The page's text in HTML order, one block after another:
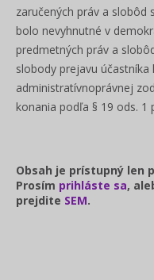
zaručených práv a slobôd
bolo nevyhnutné v
predmetných práv a
slobody prejavu
administratívnoprávnej
konania podľa § 19 ods. 1
Obsah je prístupný len
Prosím prihláste sa,
prejdite SEM.